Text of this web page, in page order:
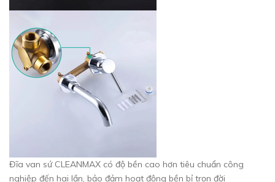
Đĩa van sứ CLEANMAX có độ bền cao hơn tiêu chuẩn công
nghiệp đến hai lần, bảo đảm hoạt động bền bỉ trọn đời